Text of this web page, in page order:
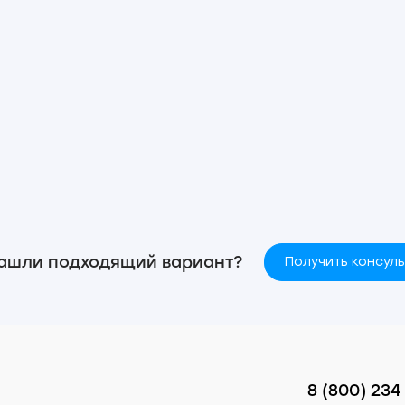
подходящий вариант? Получить
8 (800) 234